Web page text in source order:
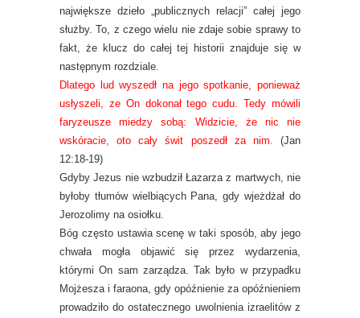
największe dzieło „publicznych relacji” całej jego
służby. To, z czego wielu nie zdaje sobie sprawy to
fakt, że klucz do całej tej historii znajduje się w
następnym rozdziale.
Dlatego lud wyszedł na jego spotkanie, ponieważ
usłyszeli, ze On dokonał tego cudu. Tedy mówili
faryzeusze miedzy sobą: Widzicie, że nic nie
wskóracie, oto cały świt poszedł za nim. (Jan
12:18-19)
Gdyby Jezus nie wzbudził Łazarza z martwych, nie
byłoby tłumów wielbiących Pana, gdy wjeżdżał do
Jerozolimy na osiołku.
Bóg często ustawia scenę w taki sposób, aby jego
chwała mogła objawić się przez wydarzenia,
którymi On sam zarządza. Tak było w przypadku
Mojżesza i faraona, gdy opóźnienie za opóźnieniem
prowadziło do ostatecznego uwolnienia izraelitów z